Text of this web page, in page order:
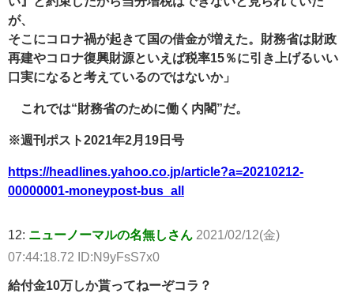
が、
そこにコロナ禍が起きて国の借金が増えた。財務省は財政
再建やコロナ復興財源といえば税率15％に引き上げるいい
口実になると考えているのではないか」
これでは“財務省のために働く内閣”だ。
※週刊ポスト2021年2月19日号
https://headlines.yahoo.co.jp/article?a=20210212-
00000001-moneypost-bus_all
12: ニューノーマルの名無しさん 2021/02/12(金)
07:44:18.72 ID:N9yFsS7x0
給付金10万しか貰ってねーぞコラ？